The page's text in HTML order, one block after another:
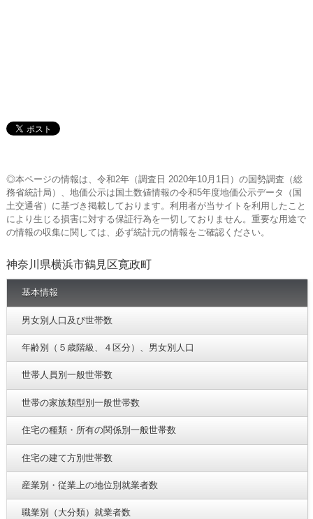
◎本ページの情報は、令和2年（調査日 2020年10月1日）の国勢調査（総
務省統計局）、地価公示は国土数値情報の令和5年度地価公示データ（国
土交通省）に基づき掲載しております。利用者が当サイトを利用したこと
により生じる損害に対する保証行為を一切しておりません。重要な用途で
の情報の収集に関しては、必ず統計元の情報をご確認ください。
神奈川県横浜市鶴見区寛政町
基本情報
男女別人口及び世帯数
年齢別（５歳階級、４区分）、男女別人口
世帯人員別一般世帯数
世帯の家族類型別一般世帯数
住宅の種類・所有の関係別一般世帯数
住宅の建て方別世帯数
産業別・従業上の地位別就業者数
職業別（大分類）就業者数